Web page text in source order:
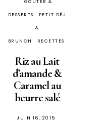
GOUTER &
DESSERTS PETIT DÉJ
&
BRUNCH RECETTES
Riz au Lait
d’amande &
Caramel au
beurre salé
PUBLIÉ
JUIN 16, 2015